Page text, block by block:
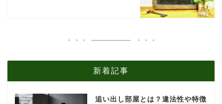
新着記事
追い出し部屋とは？違法性や特徴